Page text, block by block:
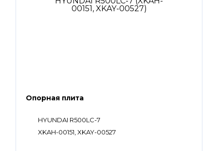
Опорная плита
HYUNDAI R500LC-7
XKAH-00151, XKAY-00527